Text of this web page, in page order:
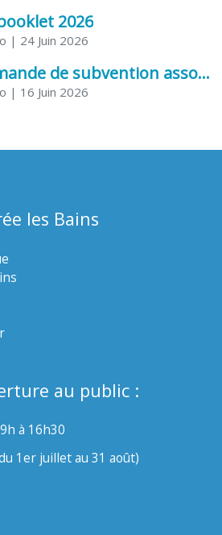
2026
| 24 Juin 2026
CERFA demande de subvention association
| 16 Juin 2026
les Bains
au public :
à 16h30
1er juillet au 31 août)